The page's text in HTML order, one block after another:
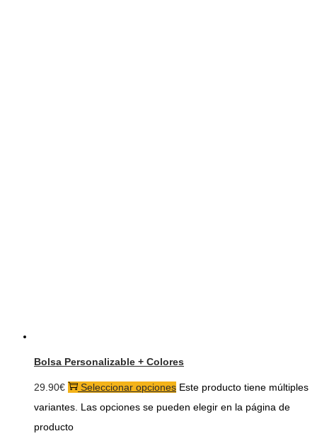
Bolsa Personalizable + Colores
29.90€ Seleccionar opciones Este producto tiene múltiples
variantes. Las opciones se pueden elegir en la página de
producto